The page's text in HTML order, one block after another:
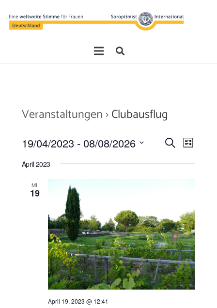
Veranstaltungen Clubausflug
Suche
SucheListe
19/04/2023 - 08/08/2026
wählen.
April 2023
MI.
19
April 19, 2023 @ 12:41